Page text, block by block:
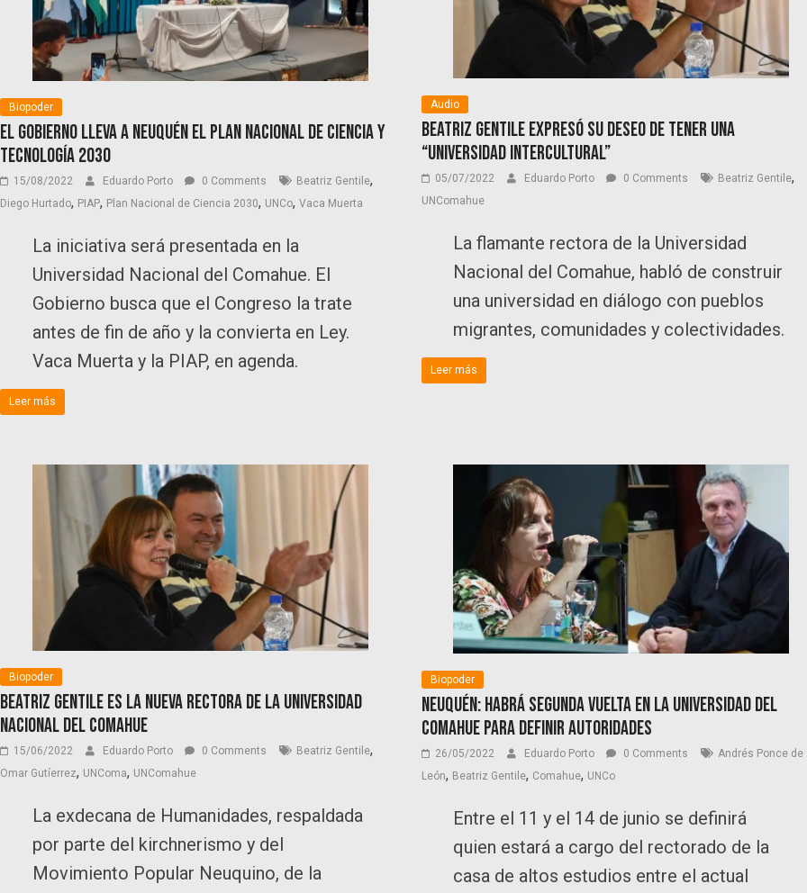
Biopoder
El Gobierno Lleva a Neuquén el Plan Nacional de Ciencia y
Tecnología 2030
15/08/2022 Eduardo Porto 0 Comments Beatriz Gentile,
Diego Hurtado, PIAP, Plan Nacional de Ciencia 2030, UNCo, Vaca Muerta
La iniciativa será presentada en la
Universidad Nacional del Comahue. El
Gobierno busca que el Congreso la trate
antes de fin de año y la convierta en Ley.
Vaca Muerta y la PIAP, en agenda.
Leer más
Audio
Beatriz Gentile expresó su deseo de tener una
“universidad intercultural”
05/07/2022 Eduardo Porto 0 Comments Beatriz Gentile,
UNComahue
La flamante rectora de la Universidad
Nacional del Comahue, habló de construir
una universidad en diálogo con pueblos
migrantes, comunidades y colectividades.
Leer más
Biopoder
Beatriz Gentile es la nueva rectora de la Universidad
Nacional del Comahue
15/06/2022 Eduardo Porto 0 Comments Beatriz Gentile,
Omar Gutíerrez, UNComa, UNComahue
La exdecana de Humanidades, respaldada
por parte del kirchnerismo y del
Movimiento Popular Neuquino, de la
Biopoder
Neuquén: Habrá segunda vuelta en la Universidad del
Comahue para definir autoridades
26/05/2022 Eduardo Porto 0 Comments
Andrés Ponce de
León, Beatriz Gentile, Comahue, UNCo
Entre el 11 y el 14 de junio se definirá
quien estará a cargo del rectorado de la
casa de altos estudios entre el actual